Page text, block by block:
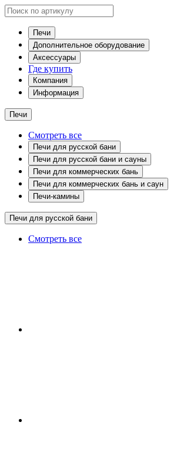
Печи
Дополнительное оборудование
Аксессуары
Где купить
Компания
Информация
Печи
Смотреть все
Печи для русской бани
Печи для русской бани и сауны
Печи для коммерческих бань
Печи для коммерческих бань и саун
Печи-камины
Печи для русской бани
Смотреть все